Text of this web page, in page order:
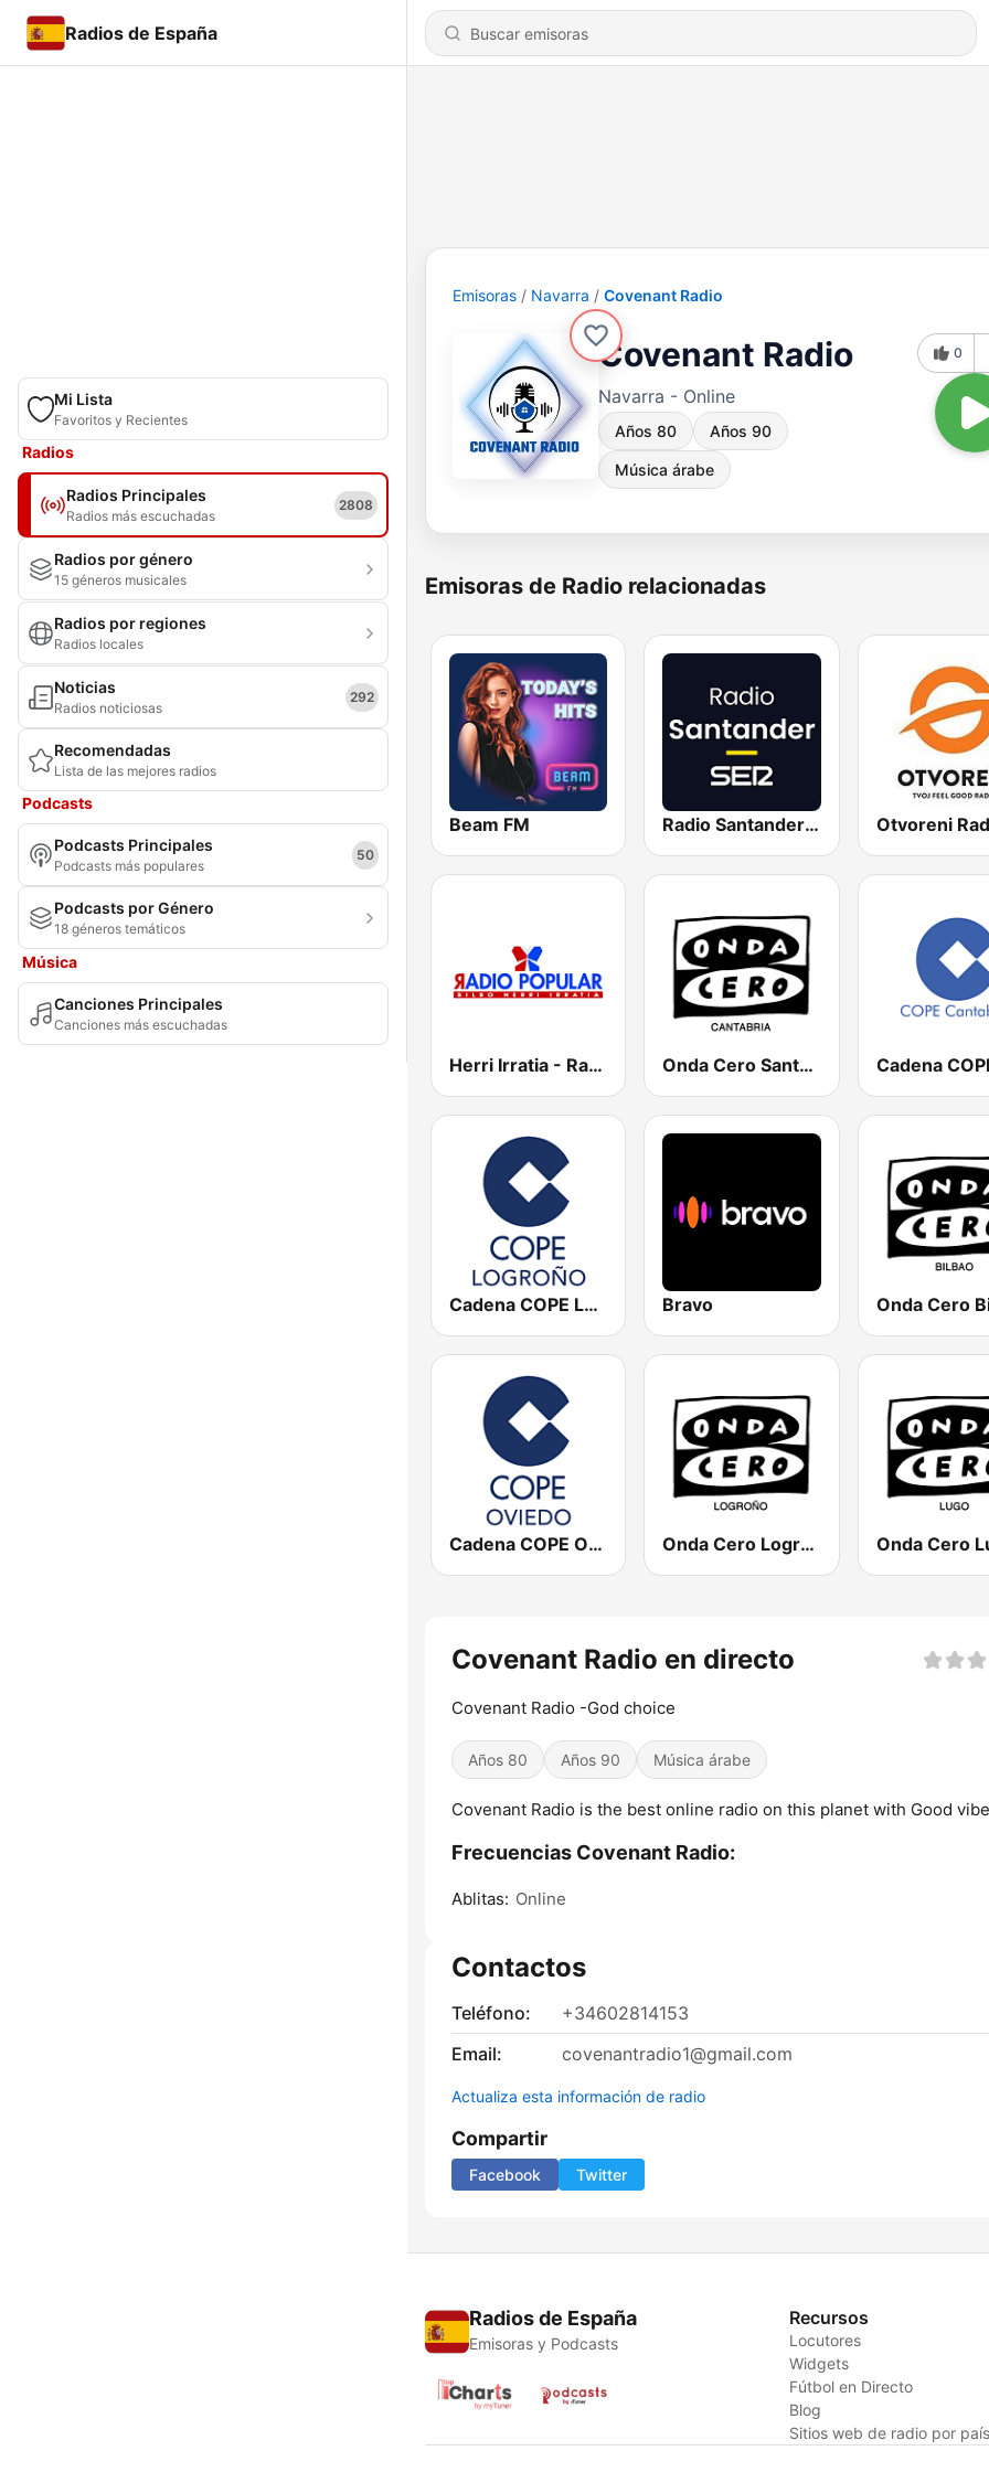
Radios de España
Mi Lista
Favoritos y Recientes
Radios
Radios Principales
Radios más escuchadas
2808
Radios por género
15 géneros musicales
Radios por regiones
Radios locales
Noticias
Radios noticiosas
292
Recomendadas
Lista de las mejores radios
Podcasts
Podcasts Principales
Podcasts más populares
50
Podcasts por Género
18 géneros temáticos
Música
Canciones Principales
Canciones más escuchadas
Emisoras Navarra Covenant Radio
Covenant Radio
Navarra - Online
Años 80 Años 90
Música árabe
0
Emisoras de Radio relacionadas
Beam FM Radio Santander SER Otvoreni
Herri Irratia - Radio Popular Onda Cero Santander
Cadena COPE Logroño Bravo Onda Cero
Cadena COPE Oviedo Onda Cero Logroño Onda Cero
Covenant Radio en directo
Covenant Radio -God choice
Años 80 Años 90 Música árabe
Covenant Radio is the best online radio on this planet with Good
Frecuencias Covenant Radio:
Ablitas: Online
Contactos
Teléfono:
+34602814153
Email:
covenantradio1@gmail.com
Actualiza esta información de radio
Compartir
Facebook Twitter
Radios de España
Emisoras y Podcasts
Recursos
Locutores
Widgets
Fútbol en Directo
Blog
Sitios web de radio por país